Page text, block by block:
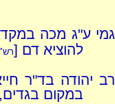
גמי ע"ג מכה
להוציא דם [
רב יהודה בד"ר
במקום בגדים,